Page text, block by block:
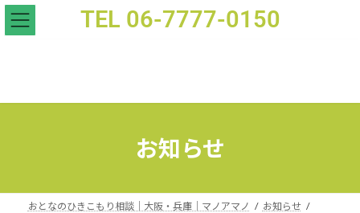
TEL 06-7777-0150
お知らせ
おとなのひきこもり相談｜大阪・兵庫｜マノアマノ
お知らせ